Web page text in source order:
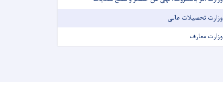
وزارت تحصیلات عالی
وزارت معارف